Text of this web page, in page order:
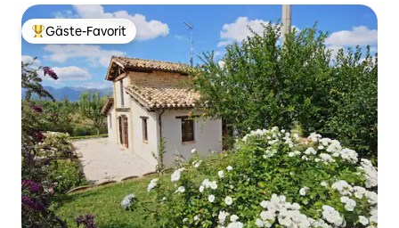
Beliebter Gäste-Favorit.
Gäste-Favorit